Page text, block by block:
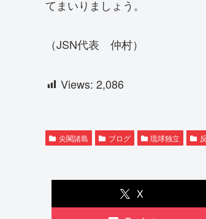
てまいりましょう。
（JSN代表 仲村）
Views: 2,086
尖閣諸島 ブログ 琉球独立
X